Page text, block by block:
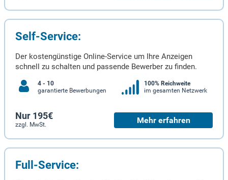
Self-Service:
Der kostengünstige Online-Service um Ihre Anzeigen
schnell zu schalten und passende Bewerber zu finden.
4 - 10
garantierte Bewerbungen
100% Reichweite
im gesamten Netzwerk
Nur 195€
zzgl. MwSt. Mehr erfahren
Full-Service: